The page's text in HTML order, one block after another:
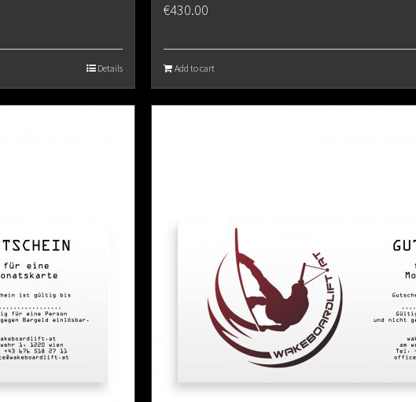
Details
€430.00
Add to cart